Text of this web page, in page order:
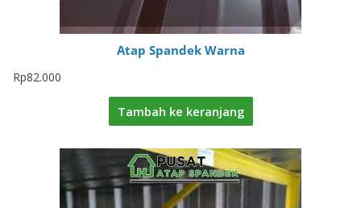
Atap Spandek Warna
Rp82.000
Tambah ke keranjang